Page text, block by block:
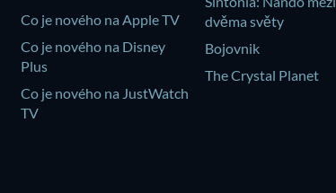
Co je nového na Apple TV
Co je nového na Disney
Plus
Co je nového na JustWatch
TV
dvěma světy
Bojovnik
The Crystal Planet